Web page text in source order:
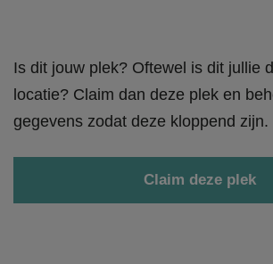
Is dit jouw plek? Oftewel is dit jullie
locatie? Claim dan deze plek en
gegevens zodat deze kloppend zijn.
Claim deze plek